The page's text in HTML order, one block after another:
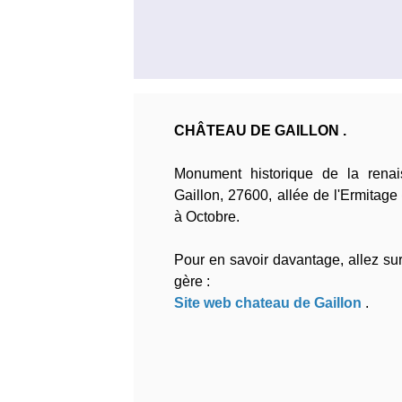
CHÂTEAU DE GAILLON .
Monument historique de la
Gaillon, 27600, allée de
à Octobre.
Pour en savoir davantage, allez
gère :
Site web chateau de Gaillon .